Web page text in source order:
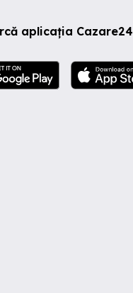
aplicația Cazare24